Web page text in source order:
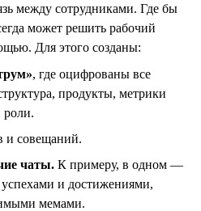
между сотрудниками. Где бы
может решить рабочий
Для этого созданы:
, где оцифрованы все
продукты, метрики
и совещаний.
чаты. К примеру, в одном —
и достижениями,
мемами.